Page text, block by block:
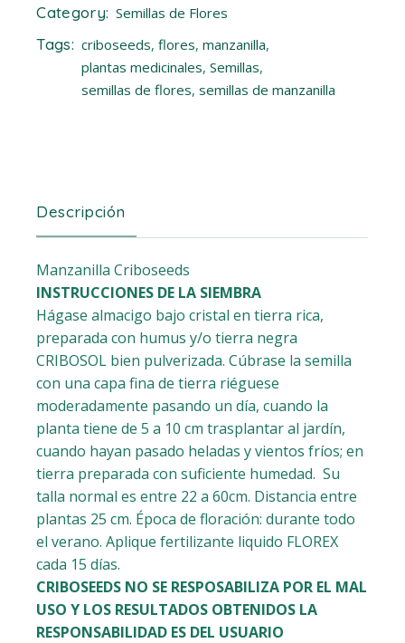
Category: Semillas de Flores
Tags: criboseeds,flores,manzanilla,
plantas medicinales,Semillas,
semillas de flores,semillas de manzanilla
Descripción
Manzanilla Criboseeds
INSTRUCCIONES DE LA SIEMBRA
Hágase almacigo bajo cristal en tierra rica,
preparada con humus y/o tierra negra
CRIBOSOL bien pulverizada. Cúbrase la semilla
con una capa fina de tierra riéguese
moderadamente pasando un día, cuando la
planta tiene de 5 a 10 cm trasplantar al jardín,
cuando hayan pasado heladas y vientos fríos; en
tierra preparada con suficiente humedad. Su
talla normal es entre 22 a 60cm. Distancia entre
plantas 25 cm. Época de floración: durante todo
el verano. Aplique fertilizante liquido FLOREX
cada 15 días.
CRIBOSEEDS NO SE RESPOSABILIZA POR EL MAL
USO Y LOS RESULTADOS OBTENIDOS LA
RESPONSABILIDAD ES DEL USUARIO